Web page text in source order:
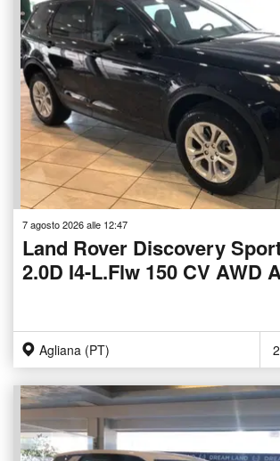
7 agosto 2026 alle 12:47
Land Rover Discovery
2.0D I4-L.Flw 150 CV AWD
Agliana (PT)